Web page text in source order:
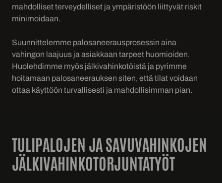
mahdolliset terveydelliset ja ympäristöön liittyvät riskit
minimoidaan.
Suunnittelemme palosaneerausprosessin aina
vahingon laajuus ja asiakkaan tarpeet huomioiden.
Huolehdimme myös jälkivahinkotöistä ja pyrimme
hoitamaan palosaneerauksen siten, että tilat voidaan
ottaa käyttöön turvallisesti ja mahdollisimman pian.
TULIPALOJEN JA SAVUVAHINKOJEN
JÄLKIVAHINKOTORJUNTATYÖT